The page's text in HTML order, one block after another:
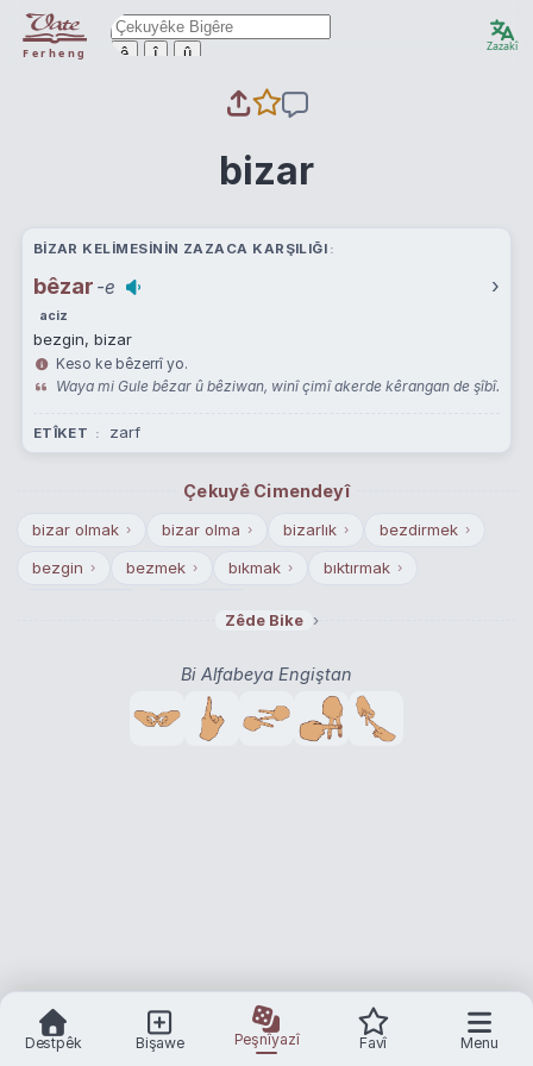
Ferheng ê î û Zazakî
bizar
BIZAR KELIMESININ ZAZACA KARŞILIĞI
bêzar -e ›
aciz
bezgin, bizar
Keso ke bêzerrî yo.
Waya mi Gule bêzar û bêziwan, winî çimî akerde kêrangan de şîbî.
ETÎKET zarf
Çekuyê Cimendeyî
bizar olmak › bizar olma › bizarlık › bezdirmek ›
bezgin › bezmek › bıkmak › bıktırmak ›
Zêde Bike ›
Bi Alfabeya Engiştan
Destpêk Bişawe Peşnîyazî Favî Menu